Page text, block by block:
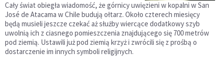
Cały świat obiegła wiadomość, że górnicy uwięzieni w kopalni w San
José de Atacama w Chile budują ołtarz. Około czterech miesięcy
będą musieli jeszcze czekać aż służby wiercące dodatkowy szyb
uwolnią ich z ciasnego pomieszczenia znajdującego się 700 metrów
pod ziemią. Ustawili już pod ziemią krzyż i zwrócili się z prośbą o
dostarczenie im innych symboli religijnych.